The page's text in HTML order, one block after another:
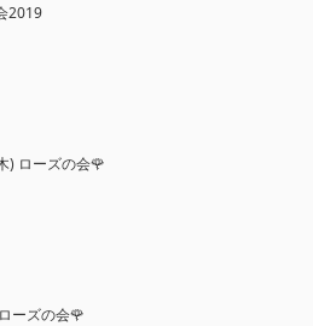
2019
) ローズの会🌹
ーズの会🌹